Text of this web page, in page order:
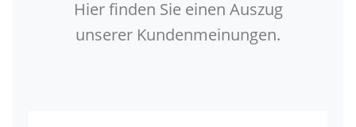
Hier finden Sie einen Auszug
unserer Kundenmeinungen.